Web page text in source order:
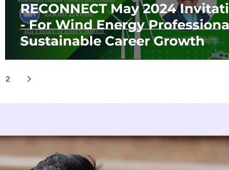
RECONNECT May 2024
- For Wind Energy
Sustainable Career Growth
2